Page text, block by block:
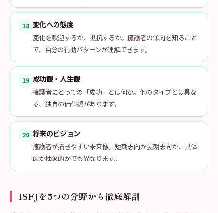
18 変化への態度
変化を歓迎するか、抵抗するか。擁護者の傾向を知ること
で、自分の行動パターンが理解できます。
19 成功観・人生観
擁護者にとっての「成功」とは何か。他のタイプとは異な
る、独自の価値観があります。
20 将来のビジョン
擁護者が描きやすい未来像。短期志向か長期志向か、具体
的か抽象的かでも異なります。
ISFJを5つの分野から徹底解剖